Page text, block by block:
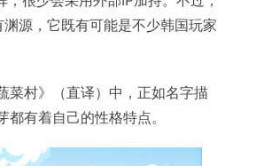
源，它既有可能是不少韩国玩家
菜村》（直译）中，正如名字描
有着自己的性格特点。